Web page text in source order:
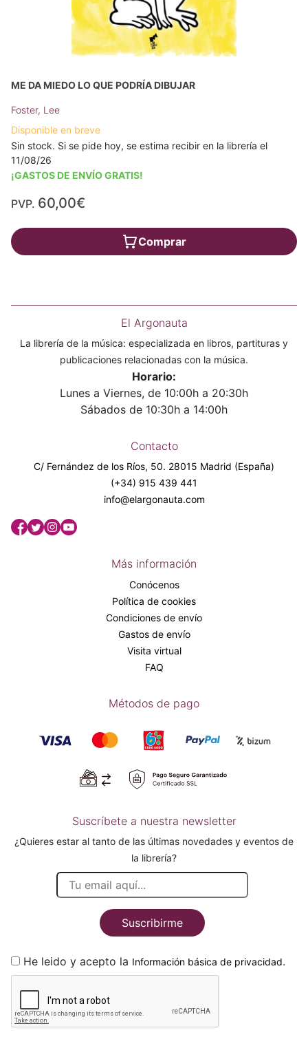
ME DA MIEDO LO QUE PODRÍA DIBUJAR
Foster, Lee
Disponible en breve
Sin stock. Si se pide hoy, se estima recibir en la librería el
11/08/26
¡GASTOS DE ENVÍO GRATIS!
PVP. 60,00€
Comprar
El Argonauta
La librería de la música: especializada en libros, partituras y
publicaciones relacionadas con la música.
Horario:
Lunes a Viernes, de 10:00h a 20:30h
Sábados de 10:30h a 14:00h
Contacto
C/ Fernández de los Ríos, 50. 28015 Madrid (España)
(+34) 915 439 441
info@elargonauta.com
Más información
Conócenos
Política de cookies
Condiciones de envío
Gastos de envío
Visita virtual
FAQ
Métodos de pago
Suscríbete a nuestra newsletter
¿Quieres estar al tanto de las últimas novedades y eventos de
la librería?
Suscribirme
He leido y acepto la Información básica de privacidad.